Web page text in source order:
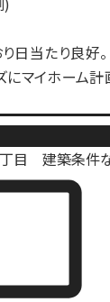
日当たり良好
にマイホーム
目 建築条件